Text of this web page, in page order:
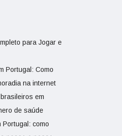
para Jogar e
Portugal: Como
na internet
em
de saúde
Portugal: como